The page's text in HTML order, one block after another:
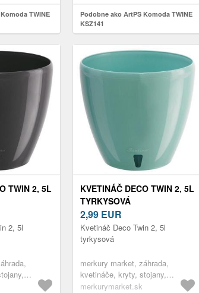
TWINE
Podobne ako ArtPS Komoda TWINE
KSZ141
TWIN 2, 5L
2, 5l
KVETINÁČ DECO TWIN 2, 5L
TYRKYSOVÁ
2,99 EUR
Kvetináč Deco Twin 2, 5l
tyrkysová
merkury market, záhrada,
kvetináče, kryty, stojany,
interiérové kvetináče
merkurymarket.sk